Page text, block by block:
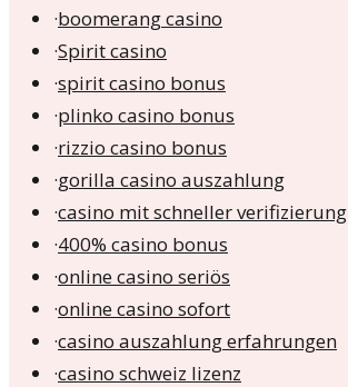
·boomerang casino
·Spirit casino
·spirit casino bonus
·plinko casino bonus
·rizzio casino bonus
·gorilla casino auszahlung
·casino mit schneller verifizierung
·400% casino bonus
·online casino seriös
·online casino sofort
·casino auszahlung erfahrungen
·casino schweiz lizenz